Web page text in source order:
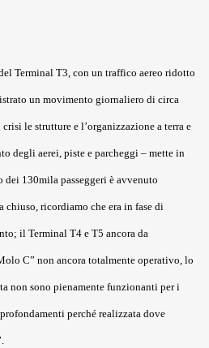
Terminal T3, con un traffico aereo ridotto
un movimento giornaliero di circa
le strutture e l’organizzazione a terra e
degli aerei, piste e parcheggi – mette in
130mila passeggeri è avvenuto
chiuso, ricordiamo che era in fase di
il Terminal T4 e T5 ancora da
C” non ancora totalmente operativo, lo
non sono pienamente funzionanti per i
perché realizzata dove